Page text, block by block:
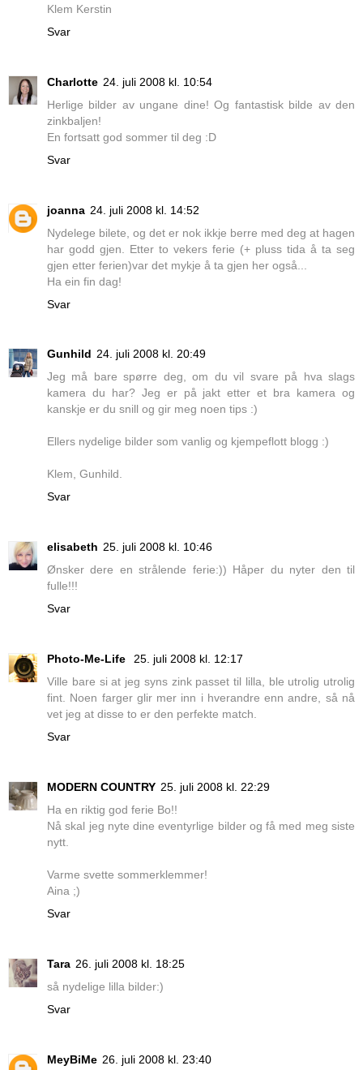
Klem Kerstin
Svar
Charlotte 24. juli 2008 kl. 10:54
Herlige bilder av ungane dine! Og fantastisk bilde av den
zinkbaljen!
En fortsatt god sommer til deg :D
Svar
joanna 24. juli 2008 kl. 14:52
Nydelege bilete, og det er nok ikkje berre med deg at hagen
har godd gjen. Etter to vekers ferie (+ pluss tida å ta seg
gjen etter ferien)var det mykje å ta gjen her også...
Ha ein fin dag!
Svar
Gunhild 24. juli 2008 kl. 20:49
Jeg må bare spørre deg, om du vil svare på hva slags
kamera du har? Jeg er på jakt etter et bra kamera og
kanskje er du snill og gir meg noen tips :)
Ellers nydelige bilder som vanlig og kjempeflott blogg :)
Klem, Gunhild.
Svar
elisabeth 25. juli 2008 kl. 10:46
Ønsker dere en strålende ferie:)) Håper du nyter den til
fulle!!!
Svar
Photo-Me-Life
25. juli 2008 kl. 12:17
Ville bare si at jeg syns zink passet til lilla, ble utrolig utrolig
fint. Noen farger glir mer inn i hverandre enn andre, så nå
vet jeg at disse to er den perfekte match.
Svar
MODERN COUNTRY 25. juli 2008 kl. 22:29
Ha en riktig god ferie Bo!!
Nå skal jeg nyte dine eventyrlige bilder og få med meg siste
nytt.
Varme svette sommerklemmer!
Aina ;)
Svar
Tara 26. juli 2008 kl. 18:25
så nydelige lilla bilder:)
Svar
MeyBiMe 26. juli 2008 kl. 23:40